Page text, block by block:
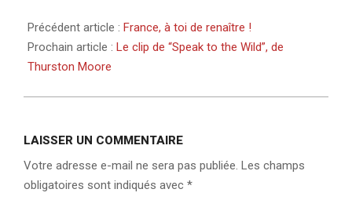
Précédent article : France, à toi de renaître !
Prochain article : Le clip de “Speak to the Wild”, de
Thurston Moore
LAISSER UN COMMENTAIRE
Votre adresse e-mail ne sera pas publiée. Les champs
obligatoires sont indiqués avec *